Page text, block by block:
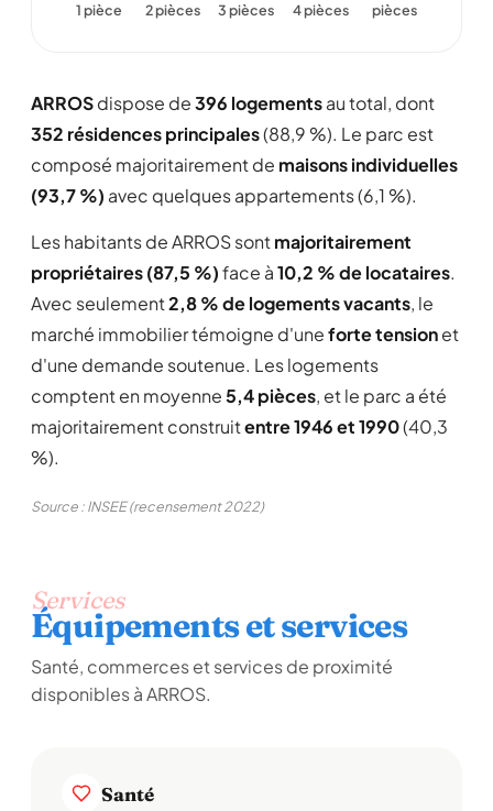
1 pièce
2 pièces
3 pièces 4 pièces
pièces
ARROSdispose de396 logementsau total, dont
352 résidences principales(88,9 %). Le parc est
composé majoritairement de maisons individuelles
(93,7 %) avec quelques appartements (6,1 %).
Les habitants de ARROS sontmajoritairement
propriétaires (87,5 %)face à10,2 % de locataires.
Avec seulement2,8 % de logements vacants, le
marché immobilier témoigne d'uneforte tensionet
d'une demande soutenue. Les logements
comptent en moyenne5,4 pièces, et le parc a été
majoritairement construitentre 1946 et 1990(40,3
%).
Source : INSEE (recensement 2022)
Services
Équipements et services
Santé, commerces et services de proximité
disponibles à ARROS.
Santé